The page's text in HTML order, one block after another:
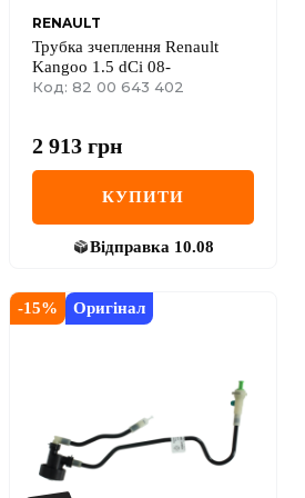
RENAULT
Трубка зчеплення Renault
Kangoo 1.5 dCi 08-
Код: 82 00 643 402
2 913 грн
КУПИТИ
Відправка 10.08
-15% Оригінал